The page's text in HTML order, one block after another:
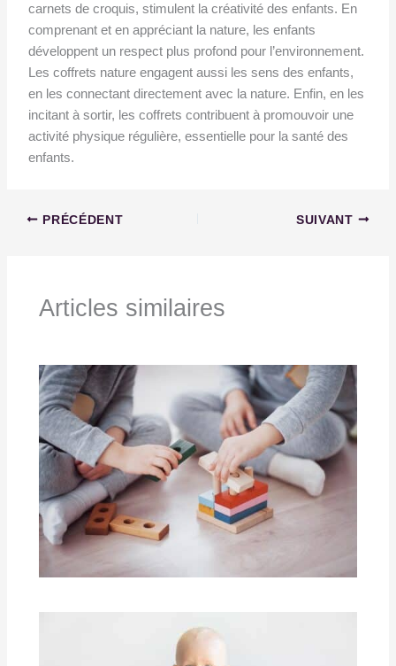
carnets de croquis, stimulent la créativité des enfants. En
comprenant et en appréciant la nature, les enfants
développent un respect plus profond pour l’environnement.
Les coffrets nature engagent aussi les sens des enfants,
en les connectant directement avec la nature. Enfin, en les
incitant à sortir, les coffrets contribuent à promouvoir une
activité physique régulière, essentielle pour la santé des
enfants.
PRÉCÉDENT SUIVANT
Articles similaires